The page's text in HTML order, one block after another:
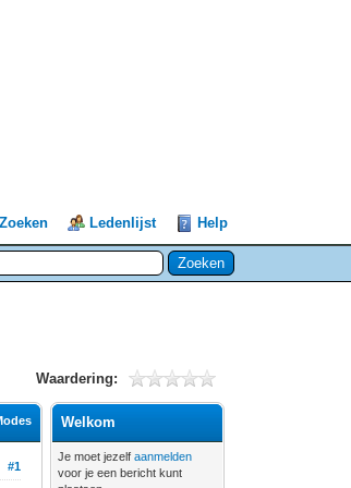
Zoeken Ledenlijst Help
Waardering:
#1
Welkom
Je moet jezelfaanmelden
voor je een bericht kunt